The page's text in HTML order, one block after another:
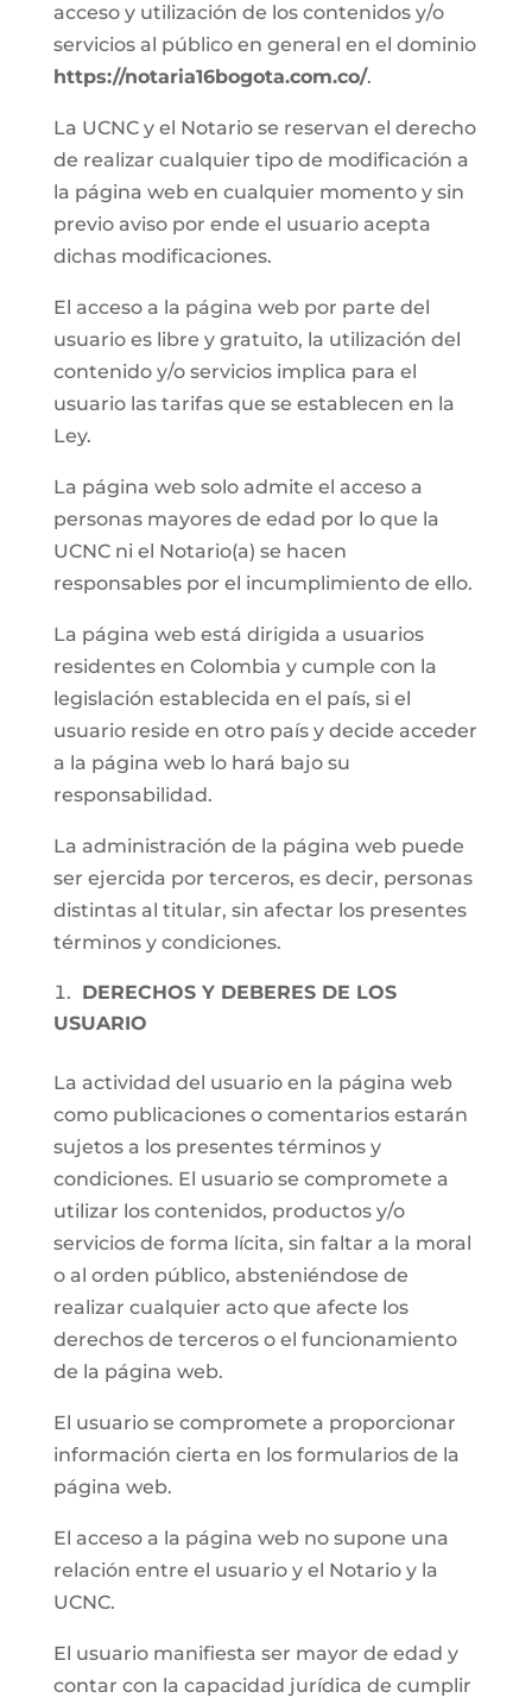
acceso y utilización de los contenidos y/o
servicios al público en general en el dominio
https://notaria16bogota.com.co/.
La UCNC y el Notario se reservan el derecho
de realizar cualquier tipo de modificación a
la página web en cualquier momento y sin
previo aviso por ende el usuario acepta
dichas modificaciones.
El acceso a la página web por parte del
usuario es libre y gratuito, la utilización del
contenido y/o servicios implica para el
usuario las tarifas que se establecen en la
Ley.
La página web solo admite el acceso a
personas mayores de edad por lo que la
UCNC ni el Notario(a) se hacen
responsables por el incumplimiento de ello.
La página web está dirigida a usuarios
residentes en Colombia y cumple con la
legislación establecida en el país, si el
usuario reside en otro país y decide acceder
a la página web lo hará bajo su
responsabilidad.
La administración de la página web puede
ser ejercida por terceros, es decir, personas
distintas al titular, sin afectar los presentes
términos y condiciones.
DERECHOS Y DEBERES DE LOS
USUARIO
La actividad del usuario en la página web
como publicaciones o comentarios estarán
sujetos a los presentes términos y
condiciones. El usuario se compromete a
utilizar los contenidos, productos y/o
servicios de forma lícita, sin faltar a la moral
o al orden público, absteniéndose de
realizar cualquier acto que afecte los
derechos de terceros o el funcionamiento
de la página web.
El usuario se compromete a proporcionar
información cierta en los formularios de la
página web.
El acceso a la página web no supone una
relación entre el usuario y el Notario y la
UCNC.
El usuario manifiesta ser mayor de edad y
contar con la capacidad jurídica de cumplir